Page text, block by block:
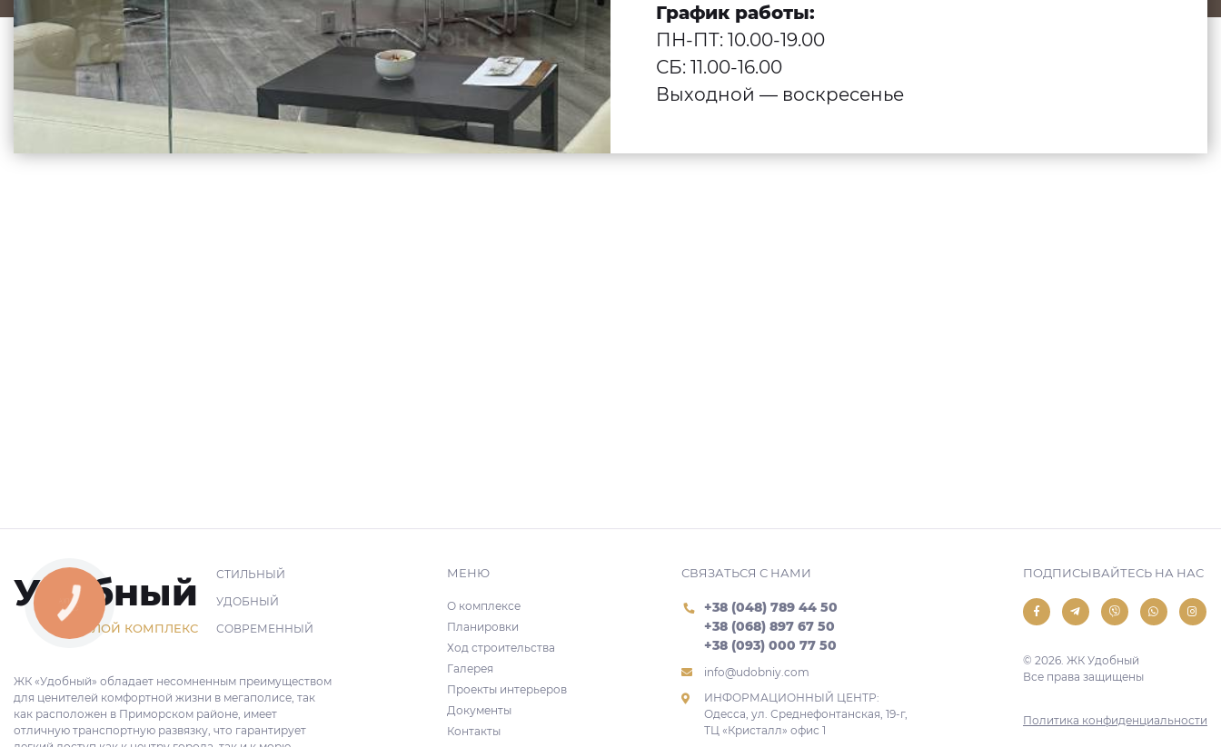
График работы:
ПН-ПТ: 10.00-19.00
СБ: 11.00-16.00
Выходной — воскресенье
Удобный
ЖИЛОЙ КОМПЛЕКС
СТИЛЬНЫЙ
УДОБНЫЙ
СОВРЕМЕННЫЙ
ЖК «Удобный» обладает несомненным преимуществом
для ценителей комфортной жизни в мегаполисе, так
как расположен в Приморском районе, имеет
отличную транспортную развязку, что гарантирует
МЕНЮ
О комплексе
Планировки
Ход строительства
Галерея
Проекты интерьеров
Документы
Контакты
СВЯЗАТЬСЯ С НАМИ
+38 (048) 789 44 50
+38 (068) 897 67 50
+38 (093) 000 77 50
info@udobniy.com
ИНФОРМАЦИОННЫЙ ЦЕНТР:
Одесса, ул. Среднефонтанская, 19-г,
ТЦ «Кристалл» офис 1
ПОДПИСЫВАЙТЕСЬ НА НАС
© 2026. ЖК Удобный
Все права защищены
Политика конфиденциальности